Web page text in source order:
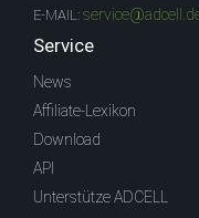
E-MAIL:
Service
News
Affiliate-Lexikon
Download
API
Unterstütze ADCELL